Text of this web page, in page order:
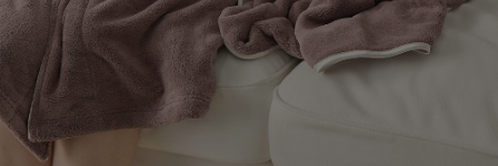
マタニティ 腹巻き
ブラトップ
親子セット
快適機能ウェア特集 トップス
快適機能ウェア特集 ボトムス
ベビー
あったかアイテム｜
もらって嬉しいギフト
かわいくておもしろ
裏起毛素材
オフ
￥5,215
カートに入れる